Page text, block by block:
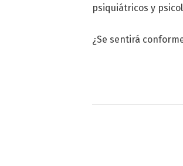
psiquiátricos y
¿Se sentirá